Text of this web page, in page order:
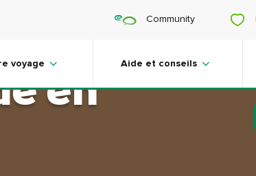
Community
voyage Aide et conseils
en